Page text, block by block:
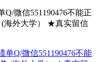
微信551190476不能正
海外大学） ★真实留信